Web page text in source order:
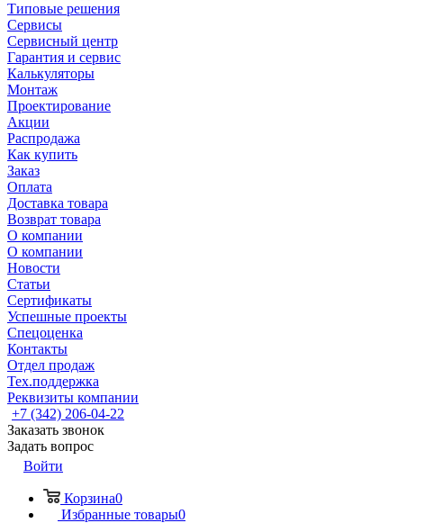
Типовые решения
Сервисы
Сервисный центр
Гарантия и сервис
Калькуляторы
Монтаж
Проектирование
Акции
Распродажа
Как купить
Заказ
Оплата
Доставка товара
Возврат товара
О компании
О компании
Новости
Статьи
Сертификаты
Успешные проекты
Спецоценка
Контакты
Отдел продаж
Тех.поддержка
Реквизиты компании
+7 (342) 206-04-22
Заказать звонок
Задать вопрос
Войти
Корзина0
Избранные товары0